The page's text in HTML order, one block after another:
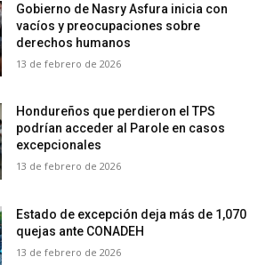
Gobierno de Nasry Asfura inicia con
vacíos y preocupaciones sobre
derechos humanos
13 de febrero de 2026
Hondureños que perdieron el TPS
podrían acceder al Parole en casos
excepcionales
13 de febrero de 2026
Estado de excepción deja más de 1,070
quejas ante CONADEH
13 de febrero de 2026